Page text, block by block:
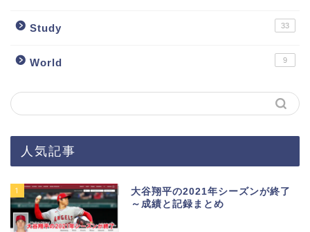
Study 33
World 9
人気記事
1
大谷翔平の2021年シーズンが終了
～成績と記録まとめ